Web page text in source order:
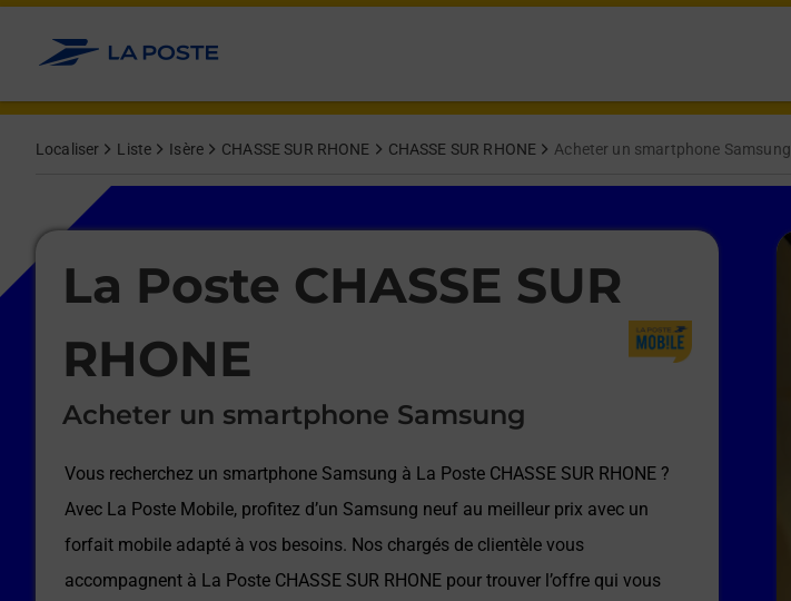
Allez au contenu
Localiser Liste Isère CHASSE SUR RHONE CHASSE SUR RHONE Acheter un smartphone Samsung
La Poste CHASSE SUR
RHONE
Acheter un smartphone Samsung
Vous recherchez un smartphone Samsung à La Poste CHASSE SUR RHONE ?
Avec La Poste Mobile, profitez d’un Samsung neuf au meilleur prix avec un
forfait mobile adapté à vos besoins. Nos chargés de clientèle vous
accompagnent à La Poste CHASSE SUR RHONE pour trouver l’offre qui vous
Le lien s'ouvre dans un nouvel onglet
Le lien s'ouvre dans un nouvel onglet
Afficher ou masquer la réponse
Afficher ou masquer la réponse
Afficher ou masquer la réponse
Afficher ou masquer la réponse
Afficher ou masquer la réponse
Afficher ou masquer la réponse